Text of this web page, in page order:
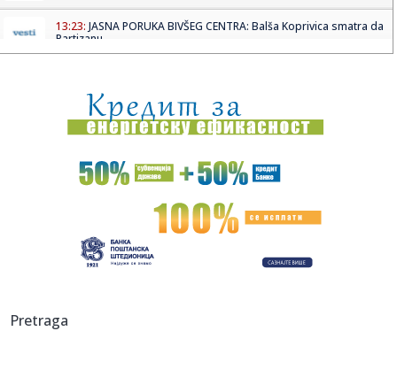
13:23: JASNA PORUKA BIVŠEG CENTRA: Balša Koprivica smatra da
Partizanu...
13:22:Spremite se: Sledeće godine nas čeka poseban iPhone?
13:22:Opljačkan muzej Žaka Širaka
Pavlović: Posle 15 godina Niš dobija studentski dom sa
13:17:Tramp dolazi u Srbiju?
evropskih...
Pretraga